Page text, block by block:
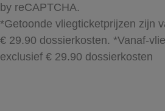
by reCAPTCHA.
*Getoonde vliegticketprijzen zijn
€ 29.90 dossierkosten. *Vanaf-
exclusief € 29.90 dossierkosten